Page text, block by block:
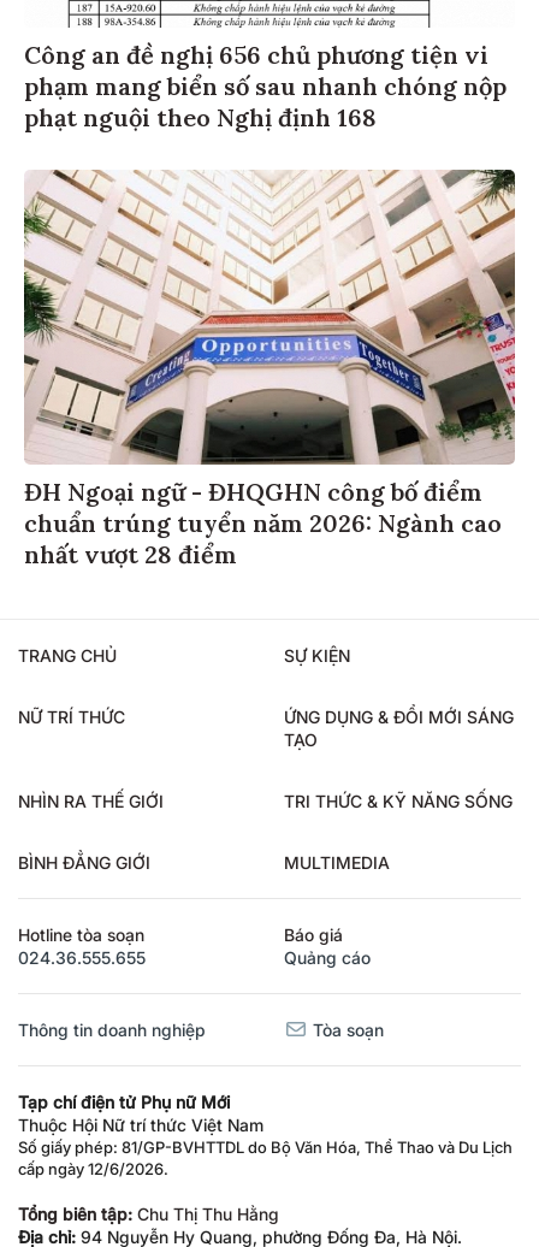
Công an đề nghị 656 chủ phương tiện vi
phạm mang biển số sau nhanh chóng nộp
phạt nguội theo Nghị định 168
ĐH Ngoại ngữ - ĐHQGHN công bố điểm
chuẩn trúng tuyển năm 2026: Ngành cao
nhất vượt 28 điểm
TRANG CHỦ SỰ KIỆN
NỮ TRÍ THỨC
ỨNG DỤNG & ĐỔI MỚI SÁNG
TẠO
NHÌN RA THẾ GIỚI TRI THỨC & KỸ NĂNG SỐNG
BÌNH ĐẲNG GIỚI MULTIMEDIA
Hotline tòa soạn
024.36.555.655
Báo giá
Quảng cáo
Thông tin doanh nghiệp Tòa soạn
Tạp chí điện tử Phụ nữ Mới
Thuộc Hội Nữ trí thức Việt Nam
Số giấy phép: 81/GP-BVHTTDL do Bộ Văn Hóa, Thể Thao và Du Lịch
cấp ngày 12/6/2026.
Tổng biên tập: Chu Thị Thu Hằng
Địa chỉ: 94 Nguyễn Hy Quang, phường Đống Đa, Hà Nội.